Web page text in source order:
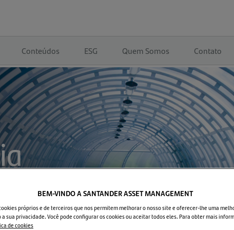
Conteúdos ESG Quem Somos Contato
BEM-VINDO A SANTANDER ASSET MANAGEMENT
próprios e de terceiros que nos permitem melhorar o nosso site e oferecer-lhe uma
sua privacidade. Você pode configurar os cookies ou aceitar todos eles. Para obter mais
de cookies